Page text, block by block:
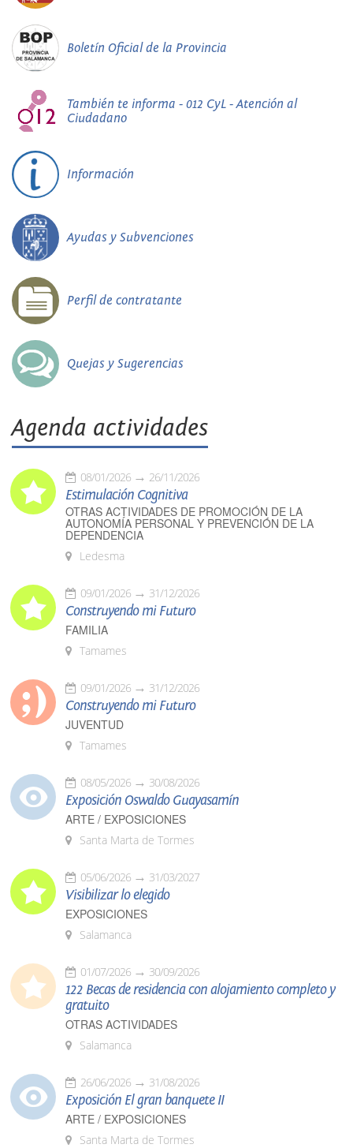
Boletín Oficial de la Provincia
También te informa - 012 CyL - Atención al
Ciudadano
Información
Ayudas y Subvenciones
Perfil de contratante
Quejas y Sugerencias
Agenda actividades
08/01/2026 26/11/2026
Estimulación Cognitiva
OTRAS ACTIVIDADES DE PROMOCIÓN DE LA
AUTONOMÍA PERSONAL Y PREVENCIÓN DE LA
DEPENDENCIA
Ledesma
09/01/2026 31/12/2026
Construyendo mi Futuro
FAMILIA
Tamames
09/01/2026 31/12/2026
Construyendo mi Futuro
JUVENTUD
Tamames
08/05/2026 30/08/2026
Exposición Oswaldo Guayasamín
ARTE / EXPOSICIONES
Santa Marta de Tormes
05/06/2026 31/03/2027
Visibilizar lo elegido
EXPOSICIONES
Salamanca
01/07/2026 30/09/2026
122 Becas de residencia con alojamiento completo y
gratuito
OTRAS ACTIVIDADES
Salamanca
26/06/2026 31/08/2026
Exposición El gran banquete II
ARTE / EXPOSICIONES
Santa Marta de Tormes